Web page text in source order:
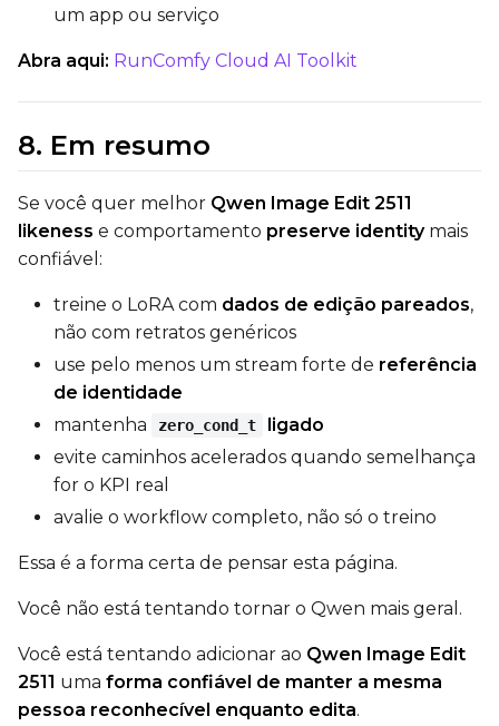
um app ou serviço
Abra aqui: RunComfy Cloud AI Toolkit
8. Em resumo
Se você quer melhor Qwen Image Edit 2511
likeness e comportamento preserve identitymais
confiável:
treine o LoRA com dados de edição pareados,
não com retratos genéricos
use pelo menos um stream forte de referência
de identidade
mantenha
zero_cond_t
ligado
evite caminhos acelerados quando semelhança
for o KPI real
avalie o workflow completo, não só o treino
Essa é a forma certa de pensar esta página.
Você não está tentando tornar o Qwen mais geral.
Você está tentando adicionar ao Qwen Image Edit
2511 uma forma confiável de manter a mesma
pessoa reconhecível enquanto edita.